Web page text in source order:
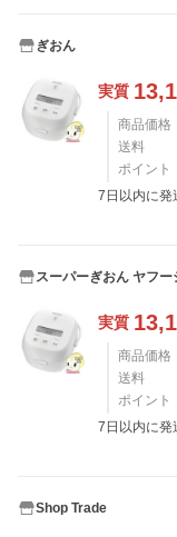
ぎおん
実質
商品価格
送料
ポイント
7日以内に発
スーパーぎおん ヤフー
実質
商品価格
送料
ポイント
7日以内に発
Shop Trade